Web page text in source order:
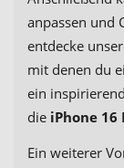
anpassen und
entdecke
mit denen du
ein
die iPhone 16
Ein weiterer